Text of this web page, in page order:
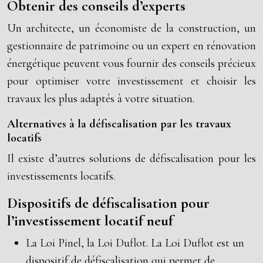
Obtenir des conseils d’experts
Un architecte, un économiste de la construction, un
gestionnaire de patrimoine ou un expert en rénovation
énergétique peuvent vous fournir des conseils précieux
pour optimiser votre investissement et choisir les
travaux les plus adaptés à votre situation.
Alternatives à la défiscalisation par les travaux
locatifs
Il existe d’autres solutions de défiscalisation pour les
investissements locatifs.
Dispositifs de défiscalisation pour
l’investissement locatif neuf
La Loi Pinel, la Loi Duflot. La Loi Duflot est un